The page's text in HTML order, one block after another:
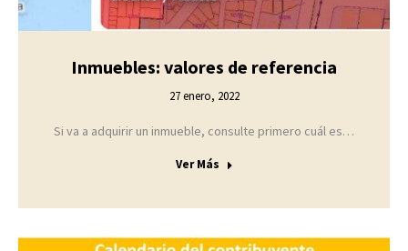
Inmuebles: valores de referencia
27 enero, 2022
Si va a adquirir un inmueble, consulte primero cuál es…
Ver Más